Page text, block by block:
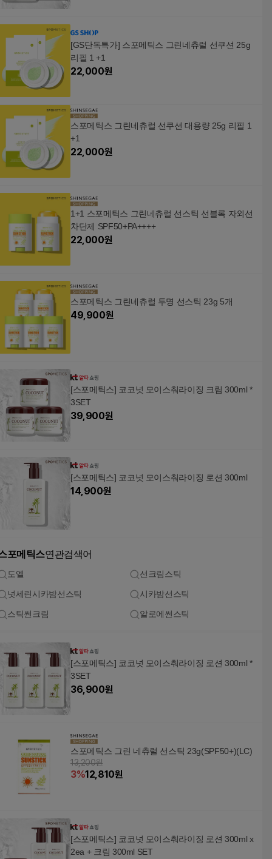
[GS단독특가] 스포메틱스 그린네츄럴 선쿠션 25g
리필 1 +1
22,000원
스포메틱스 그린네츄럴 선쿠션 대용량 25g 리필 1
+1
22,000원
1+1 스포메틱스 그린네츄럴 선스틱 선블록 자외선
차단제 SPF50+PA++++
22,000원
스포메틱스 그린네츄럴 투명 선스틱 23g 5개
49,900원
[스포메틱스] 코코넛 모이스춰라이징 크림 300ml *
3SET
39,900원
[스포메틱스] 코코넛 모이스춰라이징 로션 300ml
14,900원
포메틱스연관검색어
도엘 선크림스틱
넛세린시카밤선스틱 시카밤선스틱
스틱썬크림 알로에썬스틱
[스포메틱스] 코코넛 모이스춰라이징 로션 300ml *
3SET
36,900원
스포메틱스 그린 네츄럴 선스틱 23g(SPF50+)(LC)
13,200원
3%12,810원
[스포메틱스] 코코넛 모이스춰라이징 로션 300ml x
2ea + 크림 300ml SET